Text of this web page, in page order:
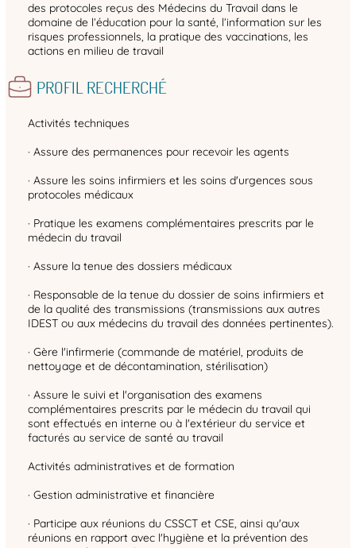
des protocoles reçus des Médecins du Travail dans le
domaine de l’éducation pour la santé, l’information sur les
risques professionnels, la pratique des vaccinations, les
actions en milieu de travail
PROFIL RECHERCHÉ
Activités techniques
· Assure des permanences pour recevoir les agents
· Assure les soins infirmiers et les soins d'urgences sous
protocoles médicaux
· Pratique les examens complémentaires prescrits par le
médecin du travail
· Assure la tenue des dossiers médicaux
· Responsable de la tenue du dossier de soins infirmiers et
de la qualité des transmissions (transmissions aux autres
IDEST ou aux médecins du travail des données pertinentes).
· Gère l'infirmerie (commande de matériel, produits de
nettoyage et de décontamination, stérilisation)
· Assure le suivi et l'organisation des examens
complémentaires prescrits par le médecin du travail qui
sont effectués en interne ou à l'extérieur du service et
facturés au service de santé au travail
Activités administratives et de formation
· Gestion administrative et financière
· Participe aux réunions du CSSCT et CSE, ainsi qu'aux
réunions en rapport avec l'hygiène et la prévention des